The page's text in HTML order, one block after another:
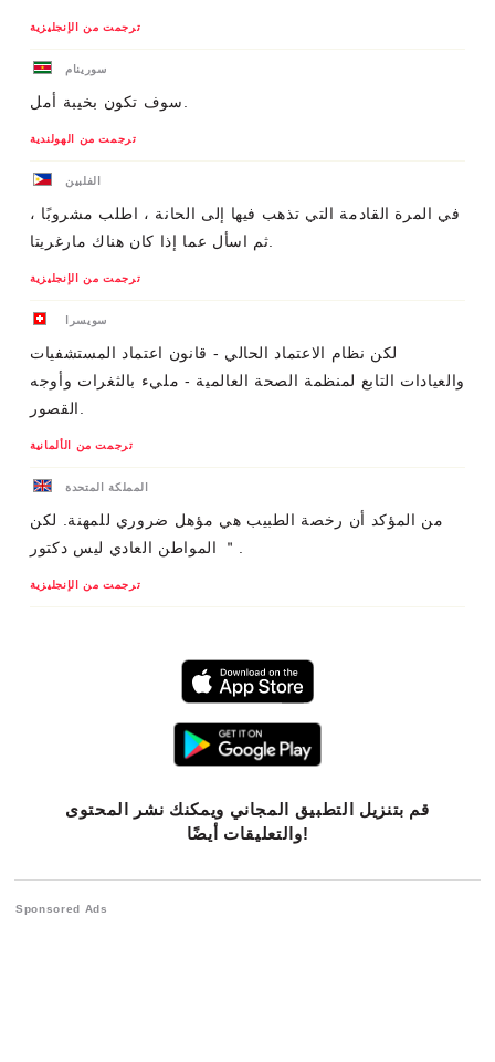
ترجمت من الإنجليزية
سورينام
ترجمت من الهولندية
الفلبين
في المرة القادمة التي تذهب فيها إلى الحانة ، اطلب مشروبًا ،
ترجمت من الإنجليزية
سويسرا
لكن نظام الاعتماد الحالي - قانون اعتماد المستشفيات
والعيادات التابع لمنظمة الصحة العالمية - مليء بالثغرات وأوجه
ترجمت من الألمانية
المملكة المتحدة
من المؤكد أن رخصة الطبيب هي مؤهل ضروري للمهنة. لكن
المواطن العادي ليس دكتور ＂.
ترجمت من الإنجليزية
قم بتنزيل التطبيق المجاني ويمكنك نشر المحتوى
والتعليقات أيضًا!
Sponsored Ads